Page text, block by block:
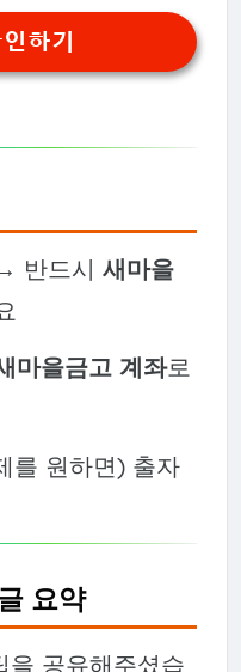
하기
반드시 새마을
마을금고 계좌로
를 원하면) 출자
요약
을 공유해주셨습